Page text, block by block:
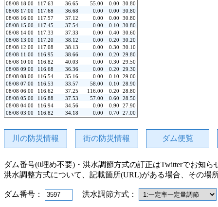
08/08 18:00
117.63 36.65 55.00 0.00
30.80
08/08 17:00
117.68 36.68 0.00 0.00
30.80
08/08 16:00
117.57 37.12 0.00 0.00
30.80
08/08 15:00
117.45 37.54 0.00 0.10
30.80
08/08 14:00
117.33 37.33 0.00 0.40
30.60
08/08 13:00
117.20 38.12 0.00 0.20
30.20
08/08 12:00
117.08 38.13 0.00 0.30
30.10
08/08 11:00
116.95 38.66 0.00 0.20
29.80
08/08 10:00
116.82 40.03 0.00 0.30
29.50
08/08 09:00
116.68 36.36 0.00 0.20
29.30
08/08 08:00
116.54 35.16 0.00 0.10
29.00
08/08 07:00
116.53 33.57 58.00 0.10
28.90
08/08 06:00
116.62 37.25 116.00 0.20
28.80
08/08 05:00
116.88 37.53 57.00 0.60
28.50
08/08 04:00
116.94 34.56 0.00 0.90
27.90
08/08 03:00
116.82 34.18 0.00 0.70
27.00
08/08 00:00
116.46 0.00 0.70 25.30
08/07 23:00
116.34 0.00 0.50
24.60
08/07 22:00
116.22 20.68 0.00 2.50 24.00
08/07 20:00
116.59 30.56 115.00 1.50 20.70
08/07 19:00
116.89 28.43 114.00 0.50 19.20
08/07 18:00
117.16 28.36 56.00 0.20 18.70
08/07 16:00
117.26 0.00 0.90 18.00
117.17 23.72
川の防災情報 街の防災情報 ダム便覧
ダム番号(0埋め不要)・洪水調節方式の訂正はTwitterでお知ら
洪水調整方式について、記載箇所(URL)がある場合、その場
ダム番号： 洪水調節方式：